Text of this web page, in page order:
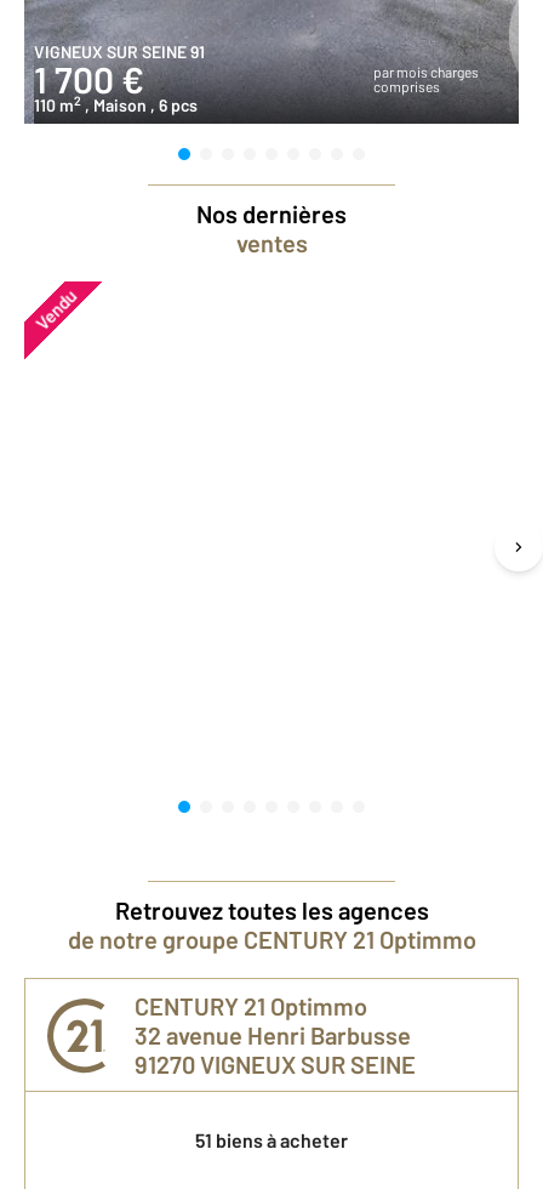
VIGNEUX SUR SEINE 91
1 700 €
par mois charges
comprises
110 m2 , Maison , 6 pcs
Nos dernières
ventes
Vendu
Retrouvez toutes les agences
de notre groupe CENTURY 21 Optimmo
CENTURY 21 Optimmo
32 avenue Henri Barbusse
91270VIGNEUX SUR SEINE
51 biens à acheter